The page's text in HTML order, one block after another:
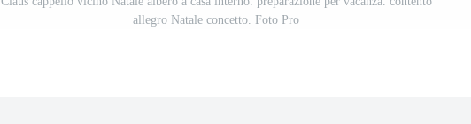
allegro Natale concetto. Foto Pro